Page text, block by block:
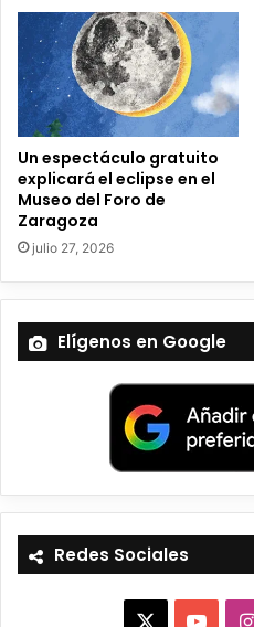
r
ó
c
Un espectáculo gratuito
explicará el eclipse en el
Museo del Foro de
Zaragoza
julio 27, 2026
Elígenos en Google
Redes Sociales